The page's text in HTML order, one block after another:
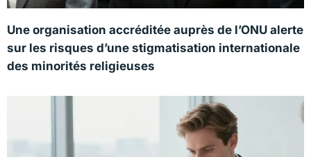
Une organisation accréditée auprès de l’ONU alerte
sur les risques d’une stigmatisation internationale
des minorités religieuses